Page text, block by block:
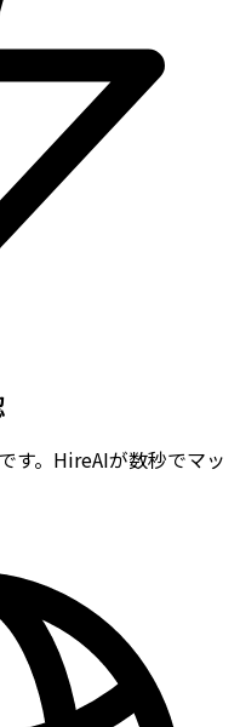
す。HireAIが数秒でマッ